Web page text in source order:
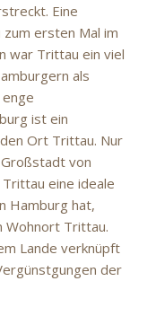
Eine
ersten Mal im
war Trittau ein viel
als
ist ein
Ort Trittau. Nur
von
eine ideale
Hamburg hat,
Wohnort Trittau.
Lande verknüpft
der